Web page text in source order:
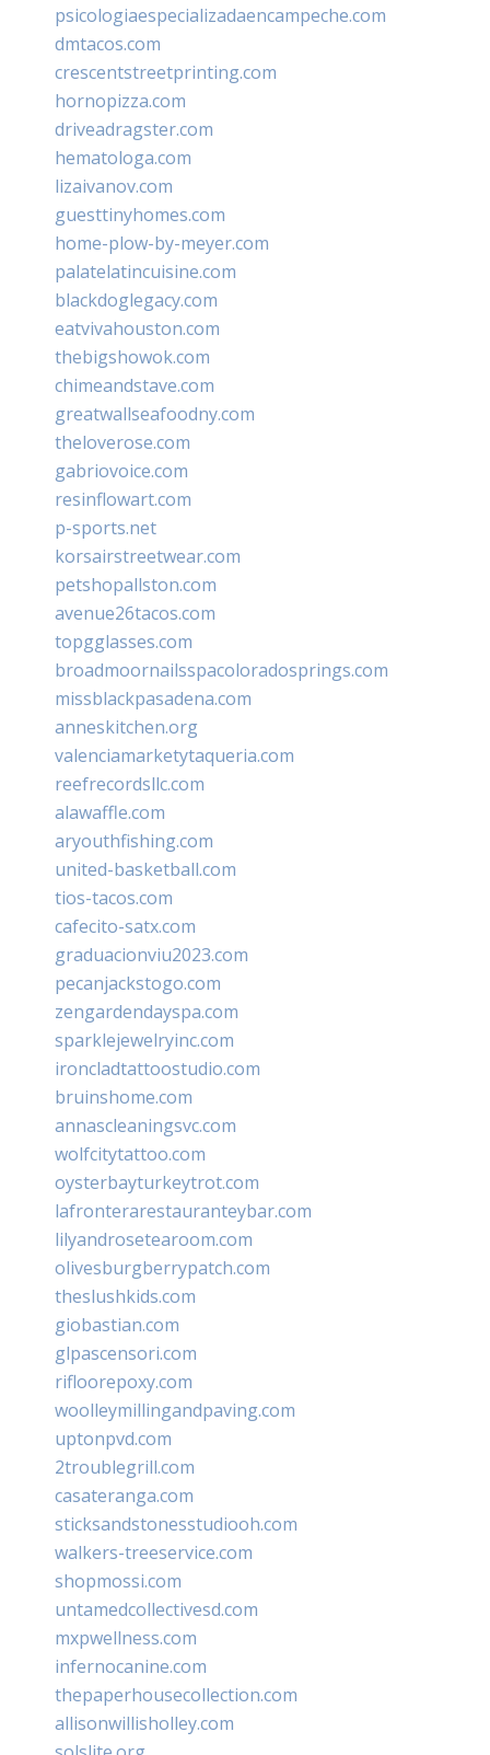
psicologiaespecializadaencampeche.com
dmtacos.com
crescentstreetprinting.com
hornopizza.com
driveadragster.com
hematologa.com
lizaivanov.com
guesttinyhomes.com
home-plow-by-meyer.com
palatelatincuisine.com
blackdoglegacy.com
eatvivahouston.com
thebigshowok.com
chimeandstave.com
greatwallseafoodny.com
theloverose.com
gabriovoice.com
resinflowart.com
p-sports.net
korsairstreetwear.com
petshopallston.com
avenue26tacos.com
topgglasses.com
broadmoornailsspacoloradosprings.com
missblackpasadena.com
anneskitchen.org
valenciamarketytaqueria.com
reefrecordsllc.com
alawaffle.com
aryouthfishing.com
united-basketball.com
tios-tacos.com
cafecito-satx.com
graduacionviu2023.com
pecanjackstogo.com
zengardendayspa.com
sparklejewelryinc.com
ironcladtattoostudio.com
bruinshome.com
annascleaningsvc.com
wolfcitytattoo.com
oysterbayturkeytrot.com
lafronterarestauranteybar.com
lilyandrosetearoom.com
olivesburgberrypatch.com
theslushkids.com
giobastian.com
glpascensori.com
rifloorepoxy.com
woolleymillingandpaving.com
uptonpvd.com
2troublegrill.com
casateranga.com
sticksandstonesstudiooh.com
walkers-treeservice.com
shopmossi.com
untamedcollectivesd.com
mxpwellness.com
infernocanine.com
thepaperhousecollection.com
allisonwillisholley.com